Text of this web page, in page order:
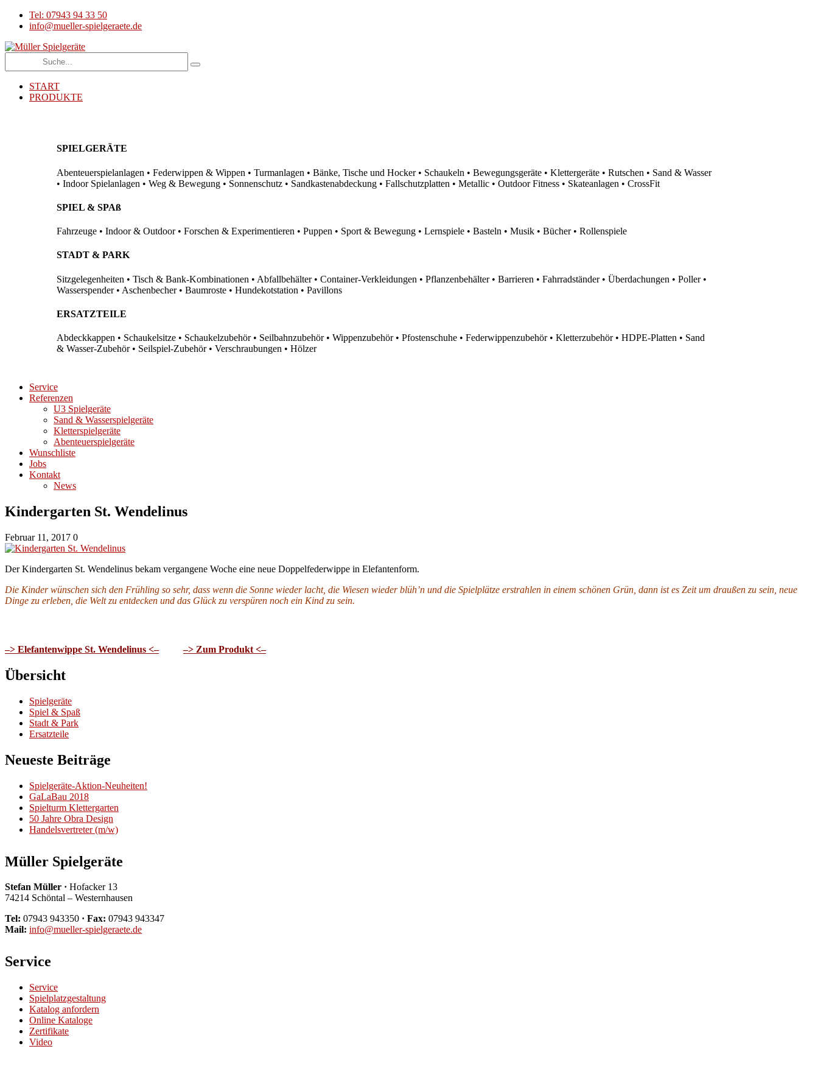
Tel: 07943 94 33 50
info@mueller-spielgeraete.de
START
PRODUKTE
SPIELGERÄTE
Abenteuerspielanlagen • Federwippen & Wippen • Turmanlagen • Bänke, Tische und Hocker • Schaukeln • Bewegungsgeräte • Klettergeräte • Rutschen • Sand & Wasser
• Indoor Spielanlagen • Weg & Bewegung • Sonnenschutz • Sandkastenabdeckung • Fallschutzplatten • Metallic • Outdoor Fitness • Skateanlagen • CrossFit
SPIEL & SPAß
Fahrzeuge • Indoor & Outdoor • Forschen & Experimentieren • Puppen • Sport & Bewegung • Lernspiele • Basteln • Musik • Bücher • Rollenspiele
STADT & PARK
Sitzgelegenheiten • Tisch & Bank-Kombinationen • Abfallbehälter • Container-Verkleidungen • Pflanzenbehälter • Barrieren • Fahrradständer • Überdachungen • Poller •
Wasserspender • Aschenbecher • Baumroste • Hundekotstation • Pavillons
ERSATZTEILE
Abdeckkappen • Schaukelsitze • Schaukelzubehör • Seilbahnzubehör • Wippenzubehör • Pfostenschuhe • Federwippenzubehör • Kletterzubehör • HDPE-Platten • Sand
& Wasser-Zubehör • Seilspiel-Zubehör • Verschraubungen • Hölzer
Service
Referenzen
U3 Spielgeräte
Sand & Wasserspielgeräte
Kletterspielgeräte
Abenteuerspielgeräte
Wunschliste
Jobs
Kontakt
News
Kindergarten St. Wendelinus
Februar 11, 2017 0
Der Kindergarten St. Wendelinus bekam vergangene Woche eine neue Doppelfederwippe in Elefantenform.
Die Kinder wünschen sich den Frühling so sehr, dass wenn die Sonne wieder lacht, die Wiesen wieder blüh’n und die Spielplätze erstrahlen in einem schönen Grün, dann ist es Zeit um draußen zu sein, neue
Dinge zu erleben, die Welt zu entdecken und das Glück zu verspüren noch ein Kind zu sein.
–> Elefantenwippe St. Wendelinus <– –> Zum Produkt <–
Übersicht
Spielgeräte
Spiel & Spaß
Stadt & Park
Ersatzteile
Neueste Beiträge
Spielgeräte-Aktion-Neuheiten!
GaLaBau 2018
Spielturm Klettergarten
50 Jahre Obra Design
Handelsvertreter (m/w)
Müller Spielgeräte
Stefan Müller · Hofacker 13
74214 Schöntal – Westernhausen
Tel: 07943 943350 · Fax: 07943 943347
Mail: info@mueller-spielgeraete.de
Service
Service
Spielplatzgestaltung
Katalog anfordern
Online Kataloge
Zertifikate
Video